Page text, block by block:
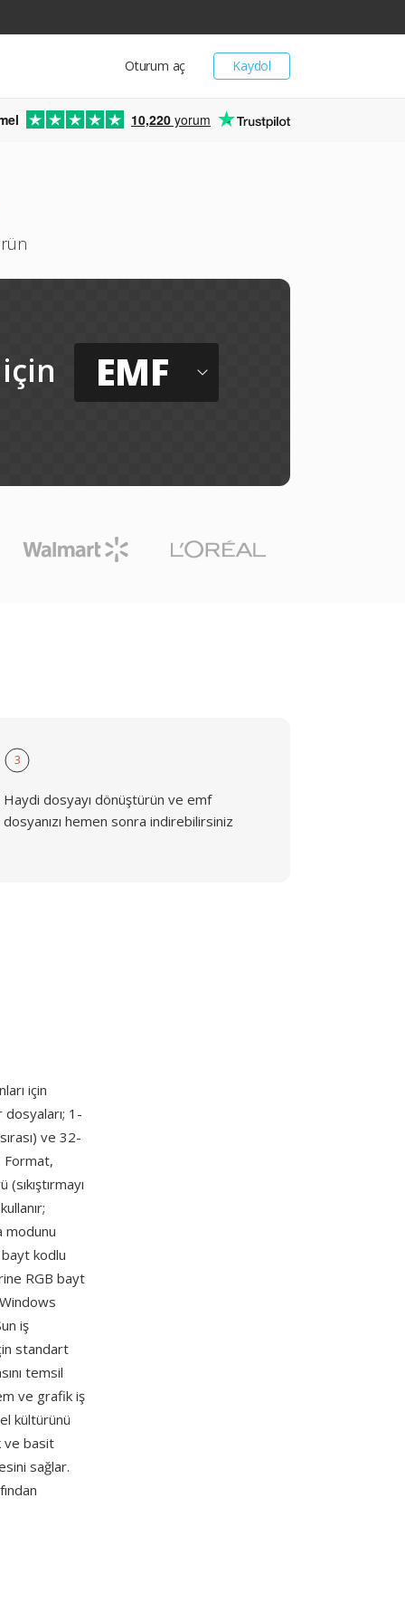
Kaydol
Oturum aç
10,220 yorum
için EMF
3
Haydi dosyayı dönüştürün ve emf
dosyanızı hemen sonra indirebilirsiniz
için
1-
ve 32-
Format,
modunu
bayt kodlu
RGB bayt
iş
standart
temsil
ve grafik iş
kültürünü
ve basit
sağlar.